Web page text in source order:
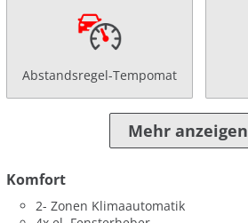
Abstandsregel-Tempomat
Mehr anzeigen
Komfort
2- Zonen Klimaautomatik